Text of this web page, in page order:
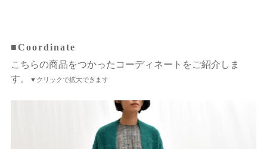
■Coordinate
こちらの商品をつかったコーディネートをご紹介しま
す。
▼クリックで拡大できます